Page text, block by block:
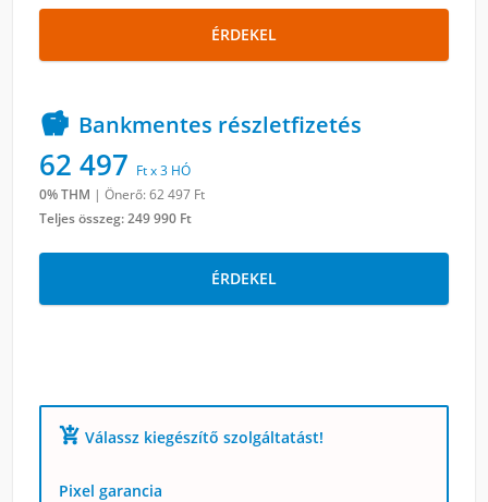
ÉRDEKEL
 Bankmentes részletfizetés
62 497 Ft x 3 HÓ
0% THM | Önerő: 62 497 Ft
Teljes összeg:249 990 Ft
ÉRDEKEL
add_shopping_cart Válassz kiegészítő szolgáltatást!
Pixel garancia